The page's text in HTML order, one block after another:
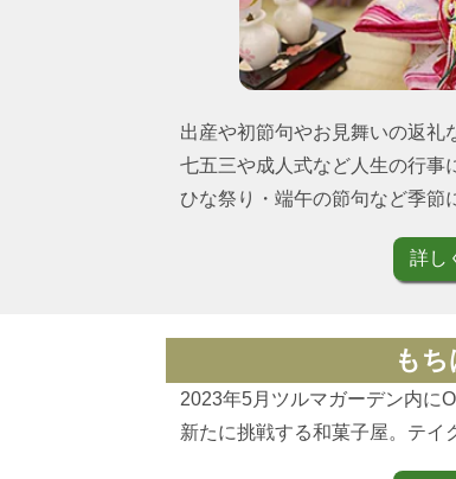
出産や初節句やお見舞いの返礼
七五三や成人式など人生の行事
ひな祭り・端午の節句など季節
詳し
も
2023年5月ツルマガーデン内に
新たに挑戦する和菓子屋。テイ